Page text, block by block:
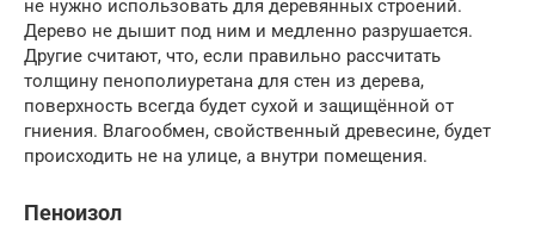
не нужно использовать для деревянных строений.
Дерево не дышит под ним и медленно разрушается.
Другие считают, что, если правильно рассчитать
толщину пенополиуретана для стен из дерева,
поверхность всегда будет сухой и защищённой от
гниения. Влагообмен, свойственный древесине, будет
происходить не на улице, а внутри помещения.
Пеноизол